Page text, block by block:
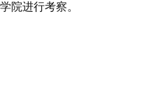
院进行考察。